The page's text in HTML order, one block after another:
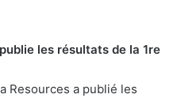
les résultats de la 1re
Resources a publié les